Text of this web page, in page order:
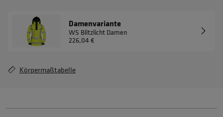
Damenvariante
WS Blitzlicht Damen
226,04 €
Körpermaßtabelle